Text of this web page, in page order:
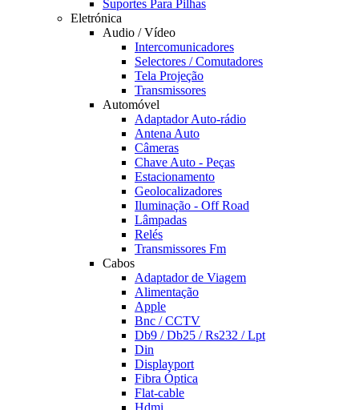
Suportes Para Pilhas
Eletrónica
Audio / Vídeo
Intercomunicadores
Selectores / Comutadores
Tela Projeção
Transmissores
Automóvel
Adaptador Auto-rádio
Antena Auto
Câmeras
Chave Auto - Peças
Estacionamento
Geolocalizadores
Iluminação - Off Road
Lâmpadas
Relés
Transmissores Fm
Cabos
Adaptador de Viagem
Alimentação
Apple
Bnc / CCTV
Db9 / Db25 / Rs232 / Lpt
Din
Displayport
Fibra Óptica
Flat-cable
Hdmi